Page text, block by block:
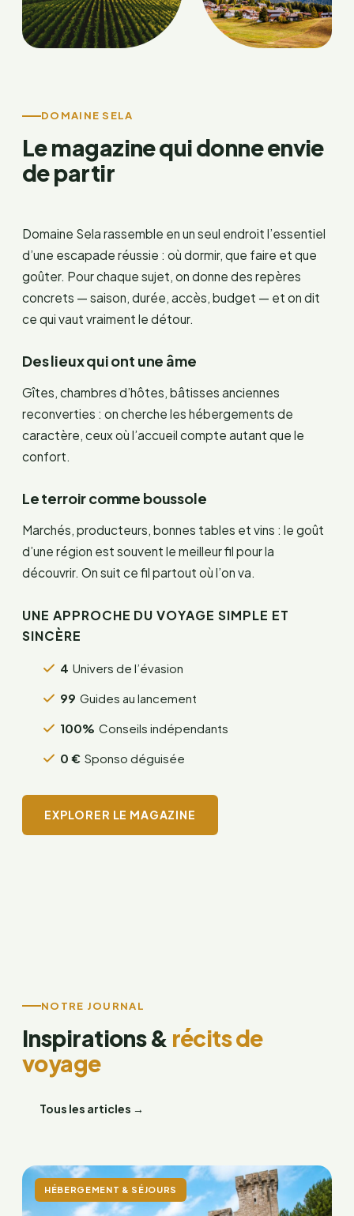
DOMAINE SELA
Le magazine qui donne envie
de partir
Domaine Sela rassemble en un seul endroit l’essentiel
d’une escapade réussie : où dormir, que faire et que
goûter. Pour chaque sujet, on donne des repères
concrets — saison, durée, accès, budget — et on dit
ce qui vaut vraiment le détour.
Des lieux qui ont une âme
Gîtes, chambres d’hôtes, bâtisses anciennes
reconverties : on cherche les hébergements de
caractère, ceux où l’accueil compte autant que le
confort.
Le terroir comme boussole
Marchés, producteurs, bonnes tables et vins : le goût
d’une région est souvent le meilleur fil pour la
découvrir. On suit ce fil partout où l’on va.
UNE APPROCHE DU VOYAGE SIMPLE ET
SINCÈRE
4 Univers de l’évasion
99 Guides au lancement
100% Conseils indépendants
0 € Sponso déguisée
EXPLORER LE MAGAZINE
NOTRE JOURNAL
Inspirations & récits de
voyage
Tous les articles →
HÉBERGEMENT & SÉJOURS